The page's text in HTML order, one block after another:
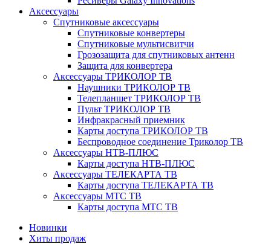
Аксессуары
Спутниковые аксессуары
Спутниковые конвертеры
Спутниковые мультисвитчи
Грозозащита для спутниковых антенн
Защита для конвертера
Аксессуары ТРИКОЛОР ТВ
Наушники ТРИКОЛОР ТВ
Телепланшет ТРИКОЛОР ТВ
Пульт ТРИКОЛОР ТВ
Инфракрасный приемник
Карты доступа ТРИКОЛОР ТВ
Беспроводное соединение Триколор ТВ
Аксессуары НТВ-ПЛЮС
Карты доступа НТВ-ПЛЮС
Аксессуары ТЕЛЕКАРТА ТВ
Карты доступа ТЕЛЕКАРТА ТВ
Аксессуары МТС ТВ
Карты доступа МТС ТВ
Новинки
Хиты продаж